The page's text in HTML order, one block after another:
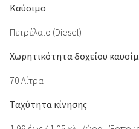
Καύσιμο
Πετρέλαιο (Diesel)
Χωρητικότητα δοχείου
70 Λίτρα
Ταχύτητα κίνησης